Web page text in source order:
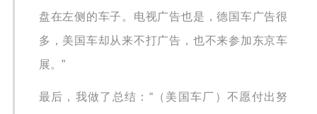
盘在左侧的车子。电视广告也是，德国车广告很
多，美国车却从来不打广告，也不来参加东京车
展。”
最后，我做了总结：“（美国车厂）不愿付出努